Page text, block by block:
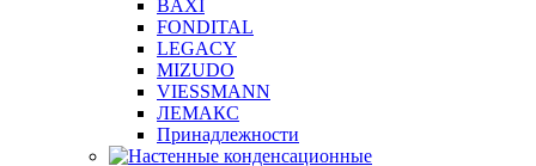
BAXI
FONDITAL
LEGACY
MIZUDO
VIESSMANN
ЛЕМАКС
Принадлежности